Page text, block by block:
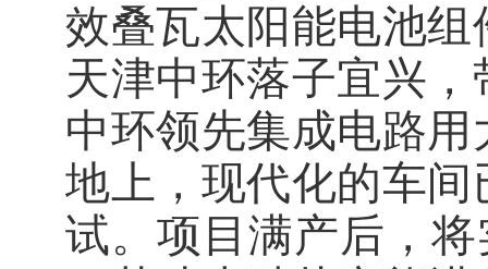
效叠瓦太阳能电池
天津中环落子宜兴
中环领先集成电路
地上，现代化的车
试。项目满产后，将